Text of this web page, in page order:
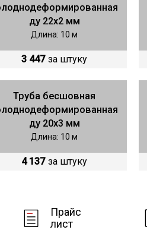
ду 22х2 мм
Длина: 10 м
3 447 за штуку
Труба бесшовная
ду 20х3 мм
Длина: 10 м
4 137 за штуку
Прайс
лист